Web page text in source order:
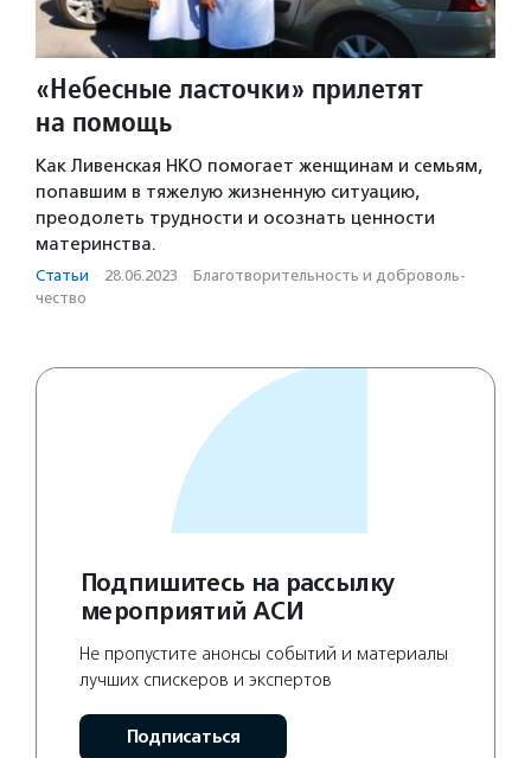
«Небесные ласточки» прилетят
на помощь
Как Ливенская НКО помогает женщинам и семьям,
попавшим в тяжелую жизненную ситуацию,
преодолеть трудности и осознать ценности
материнства.
Статьи · 28.06.2023 · Благотвори­тель­ность и доброволь­
чест­во
Подпишитесь на рассылку
мероприятий АСИ
Не пропустите анонсы событий и материалы
лучших спискеров и экспертов
Подписаться